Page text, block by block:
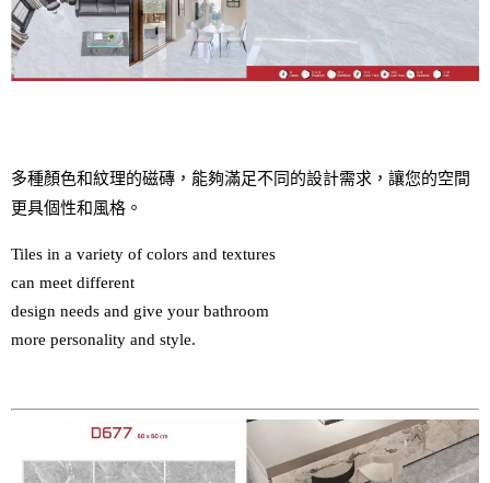
多種顏色和紋理的磁磚，能夠滿足不同的設計需求，讓您的空間
更具個性和風格。
Tiles in a variety of colors and textures
can meet different
design needs and give your bathroom
more personality and style.